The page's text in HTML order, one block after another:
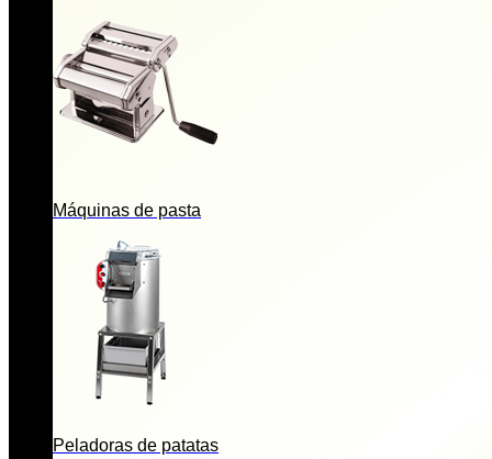
Máquinas de pasta
Peladoras de patatas